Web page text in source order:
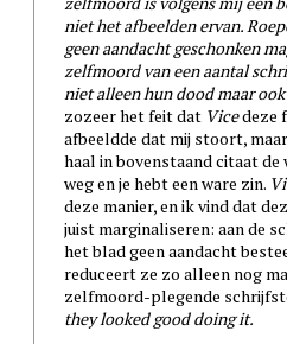
niet het afbeelden ervan.
geen aandacht geschonken
zelfmoord van een aantal
niet alleen hun dood maar
zozeer het feit dat Vicedeze
afbeeldde dat mij stoort,
haal in bovenstaand citaat de
weg en je hebt een ware zin.
deze manier, en ik vind dat
juist marginaliseren: aan de
het blad geen aandacht
reduceert ze zo alleen nog
zelfmoord-plegende
they looked good doing it.